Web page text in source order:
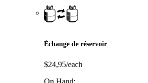
Échange de réservoir
$24,95/each
On Hand: